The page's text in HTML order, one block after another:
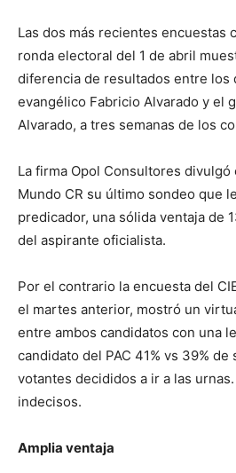
Las dos más recientes encuestas
ronda electoral del 1 de abril
diferencia de resultados entre los
evangélico Fabricio Alvarado y el
Alvarado, a tres semanas de los
La firma Opol Consultores
Mundo CR su último sondeo que
predicador, una sólida ventaja de
del aspirante oficialista.
Por el contrario la encuesta del
el martes anterior, mostró un
entre ambos candidatos con una
candidato del PAC 41% vs 39%
votantes decididos a ir a las
indecisos.
Amplia ventaja